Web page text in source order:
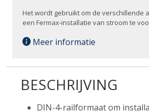
Het wordt gebruikt om de verschillende
een Fermax-installatie van stroom te
Meer informatie
BESCHRIJVING
DIN-4-railformaat om